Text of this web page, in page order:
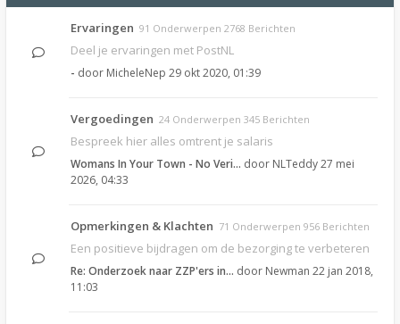
Ervaringen 91 Onderwerpen 2768 Berichten
Deel je ervaringen met PostNL
- door MicheleNep 29 okt 2020, 01:39
Vergoedingen 24 Onderwerpen 345 Berichten
Bespreek hier alles omtrent je salaris
Womans In Your Town - No Veri… door NLTeddy27 mei
2026, 04:33
Opmerkingen & Klachten 71 Onderwerpen 956 Berichten
Een positieve bijdragen om de bezorging te verbeteren
Re: Onderzoek naar ZZP'ers in… door Newman 22 jan 2018,
11:03